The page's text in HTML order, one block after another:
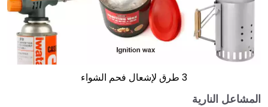
3 طرق لإشعال فحم الشواء
المشاعل النارية